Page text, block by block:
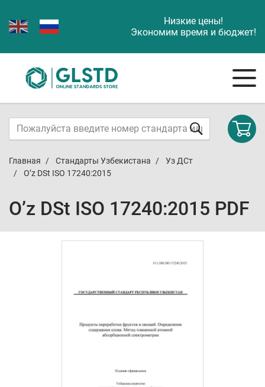
Низкие цены!
Экономим время и бюджет!
Главная Стандарты Узбекистана
Уз ДСт
O’z DSt ISO 17240:2015
O’z DSt ISO 17240:2015 PDF